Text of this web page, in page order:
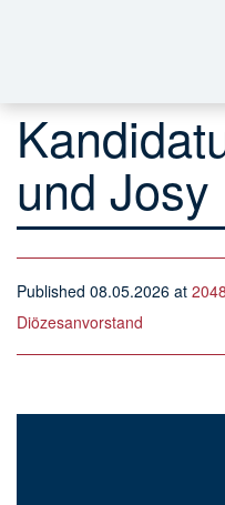
und Josy
Published 08.05.2026 at
Diözesanvorstand